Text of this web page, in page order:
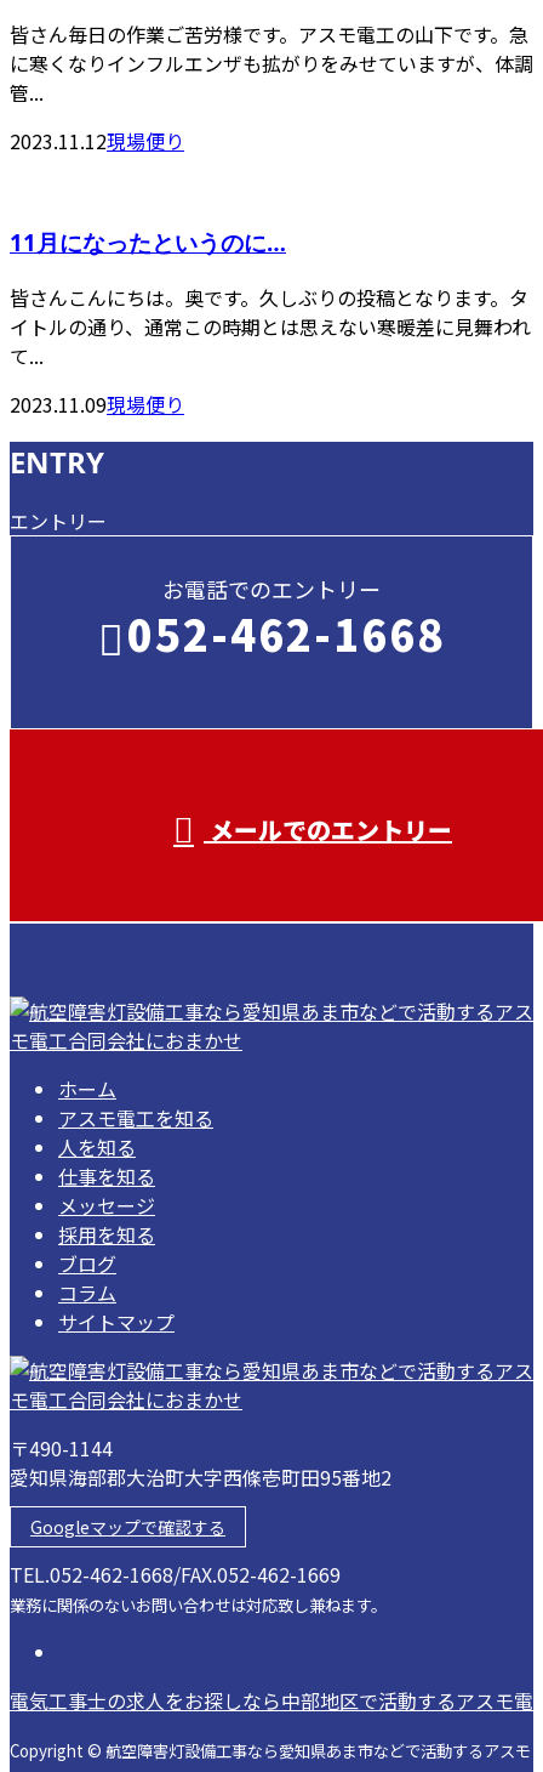
皆さん毎日の作業ご苦労様です。アスモ電工の山下です。急
に寒くなりインフルエンザも拡がりをみせていますが、体調
管...
2023.11.12現場便り
11月になったというのに…
皆さんこんにちは。奥です。久しぶりの投稿となります。タ
イトルの通り、通常この時期とは思えない寒暖差に見舞われ
て...
2023.11.09現場便り
ENTRY
エントリー
お電話でのエントリー
052-462-1668
メールでのエントリー
ホーム
アスモ電工を知る
人を知る
仕事を知る
メッセージ
採用を知る
ブログ
コラム
サイトマップ
〒490-1144
愛知県海部郡大治町大字西條壱町田95番地2
Googleマップで確認する
TEL.052-462-1668/FAX.052-462-1669
業務に関係のないお問い合わせは対応致し兼ねます。
電気工事士の求人をお探しなら中部地区で活動するアスモ
Copyright © 航空障害灯設備工事なら愛知県あま市などで活動するアスモ